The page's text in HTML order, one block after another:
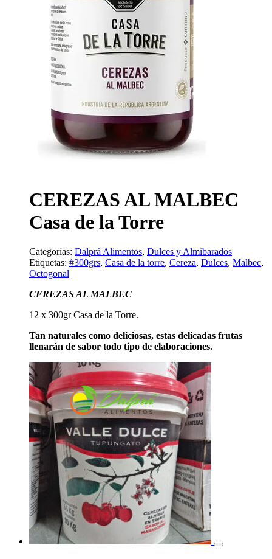
CEREZAS AL MALBEC
Casa de la Torre
Categorías: Dalprá Alimentos, Dulces y Almibarados
Etiquetas: #300grs, Casa de la torre, Cereza, Dulces, Malbec,
Octogonal
CEREZAS AL MALBEC
12 x 300gr Casa de la Torre.
Tan naturales como deliciosas, estas delicadas frutas
llenarán de sabor todo tipo de elaboraciones.